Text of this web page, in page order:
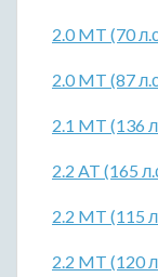
2.0 MT (70
2.0 MT (87
2.1 MT (136
2.2 AT (165
2.2 MT (115
2.2 MT (120